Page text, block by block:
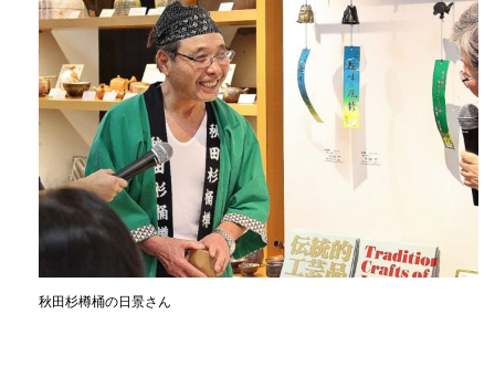
秋田杉樽桶の日景さん